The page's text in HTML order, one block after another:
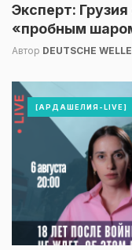
Эксперт:
«пробным
Автор DEUTSCHE WELLE
[АРДАШЕЛИЯ-LIVE]